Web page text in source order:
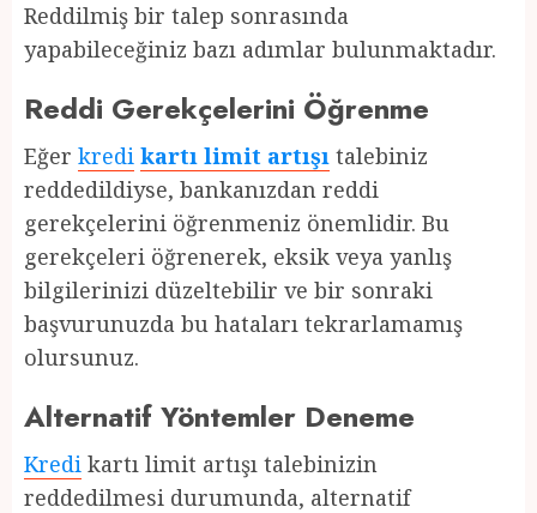
Reddilmiş bir talep sonrasında
yapabileceğiniz bazı adımlar bulunmaktadır.
Reddi Gerekçelerini Öğrenme
Eğer kredi kartı limit artışı talebiniz
reddedildiyse, bankanızdan reddi
gerekçelerini öğrenmeniz önemlidir. Bu
gerekçeleri öğrenerek, eksik veya yanlış
bilgilerinizi düzeltebilir ve bir sonraki
başvurunuzda bu hataları tekrarlamamış
olursunuz.
Alternatif Yöntemler Deneme
Kredi kartı limit artışı talebinizin
reddedilmesi durumunda, alternatif